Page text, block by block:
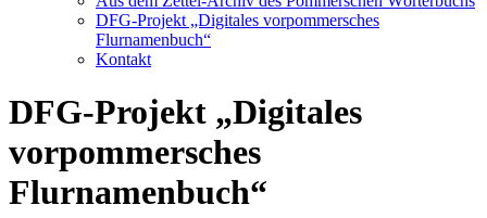
DFG-Projekt „Digitales vorpommersches
Flurnamenbuch“
Kontakt
DFG-Projekt „Digitales
vorpommersches
Flurnamenbuch“